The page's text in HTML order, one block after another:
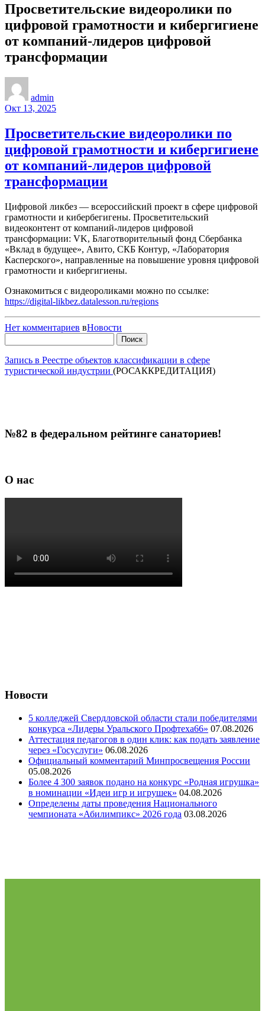
Просветительские видеоролики по
цифровой грамотности и кибергигиене
от компаний-лидеров цифровой
трансформации
admin
Окт 13, 2025
Просветительские видеоролики по
цифровой грамотности и кибергигиене
от компаний-лидеров цифровой
трансформации
Цифровой ликбез — всероссийский проект в сфере цифровой
грамотности и кибербегигены. Просветительский
видеоконтент от компаний-лидеров цифровой
трансформации: VK, Благотворительный фонд Сбербанка
«Вклад в будущее», Авито, СКБ Контур, «Лаборатория
Касперского», направленные на повышение уровня цифровой
грамотности и кибергигиены.
Ознакомиться с видеороликами можно по ссылке:
https://digital-likbez.datalesson.ru/regions
Нет комментариев вНовости
Запись в Реестре объектов классификации в сфере
туристической индустрии (РОСАККРЕДИТАЦИЯ)
№82 в федеральном рейтинге санаториев!
О нас
Новости
5 колледжей Свердловской области стали победителями
конкурса «Лидеры Уральского Профтеха66» 07.08.2026
Аттестация педагогов в один клик: как подать заявление
через «Госуслуги» 06.08.2026
Официальный комментарий Минпросвещения России
05.08.2026
Более 4 300 заявок подано на конкурс «Родная игрушка»
в номинации «Идеи игр и игрушек» 04.08.2026
Определены даты проведения Национального
чемпионата «Абилимпикс» 2026 года 03.08.2026